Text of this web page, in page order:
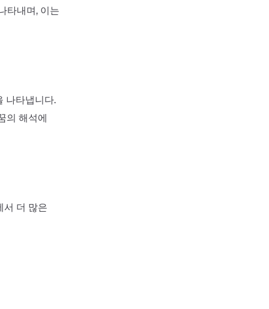
타내며, 이는
나타냅니다.
의 해석에
서 더 많은